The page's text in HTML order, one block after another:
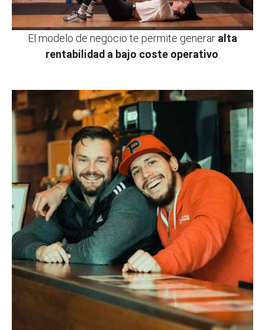
El modelo de negocio te permite generar alta
rentabilidad a bajo coste operativo